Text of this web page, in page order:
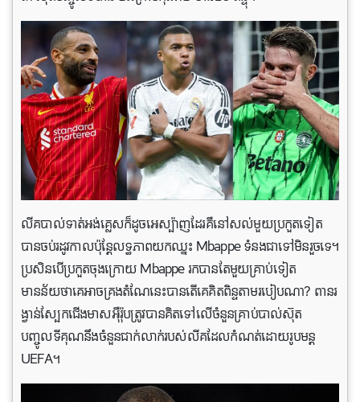
លីគបាល់ទាត់អង់គ្លេសក៏ដូចអេស្ប៉ាញដែរគឺនៅសល់មួយប្រកួតទៀត
បានចប់រដូវកាលប៉ុន្តែលទ្ធភាពយកឈ្នះ Mbappe ទំនងជាទៅមិនរួចទេ។
ប្រសិនបើប្រកួតចុងក្រោយ Mbappe រកបានតែមួយគ្រាប់ទៀត
មានន័យថាគេអាចគ្រងតំណែនេះបានតើគេគិតពិន្ទតាមរបៀបណា? ពានរ
ង្វាន់ស្បែកជើងមាសអ៊ឺរ៉ុបត្រូវបានគិតទៅលើចំនួនគ្រាប់បាល់ស៊ុត
បញ្ចូលទីគុណនឹងចំនួនជាក់លាក់របស់លីគដែលកំណត់ដោយរូបមន្ត
UEFA។